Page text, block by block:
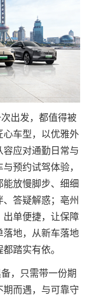
出发，都值得被
心车型，以优雅外
容应对通勤日常与
预约试驾体验，
放慢脚步、细细
答疑解惑；亳州
出单便捷，让保障
落地，从新车落地
踏实有依。
，只需带一份期
而遇，与可靠守